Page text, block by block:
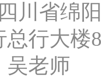
川省绵
行大楼
吴老师